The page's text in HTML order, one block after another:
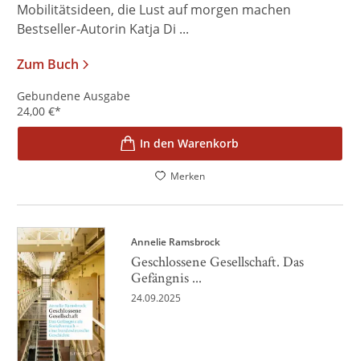
Mobilitätsideen, die Lust auf morgen machen
Bestseller-Autorin Katja Di ...
Zum Buch
Gebundene Ausgabe
24,00 €*
In den Warenkorb
Merken
Annelie Ramsbrock
Geschlossene Gesellschaft. Das
Gefängnis ...
24.09.2025